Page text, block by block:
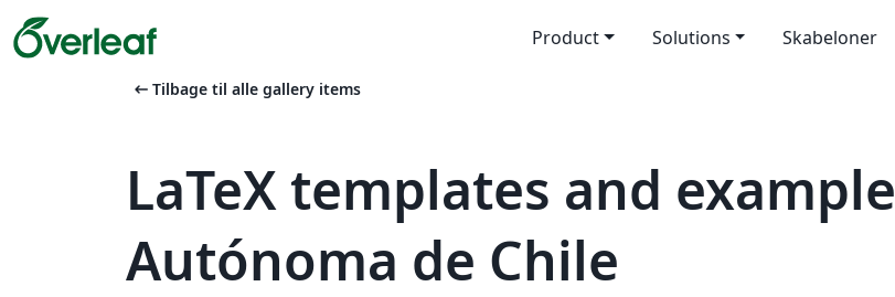
Product Solutions Skabeloner
arrow_left_alt Tilbage til alle gallery items
LaTeX templates and
Autónoma de Chile